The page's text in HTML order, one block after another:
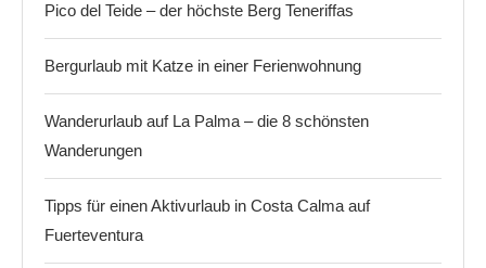
Pico del Teide – der höchste Berg Teneriffas
Bergurlaub mit Katze in einer Ferienwohnung
Wanderurlaub auf La Palma – die 8 schönsten
Wanderungen
Tipps für einen Aktivurlaub in Costa Calma auf
Fuerteventura